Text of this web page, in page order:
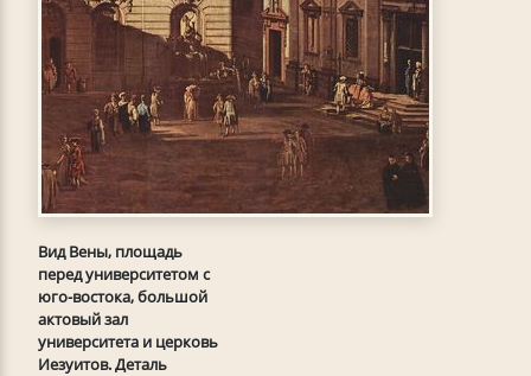
Вид Вены, площадь
перед университетом с
юго-востока, большой
актовый зал
университета и церковь
Иезуитов. Деталь